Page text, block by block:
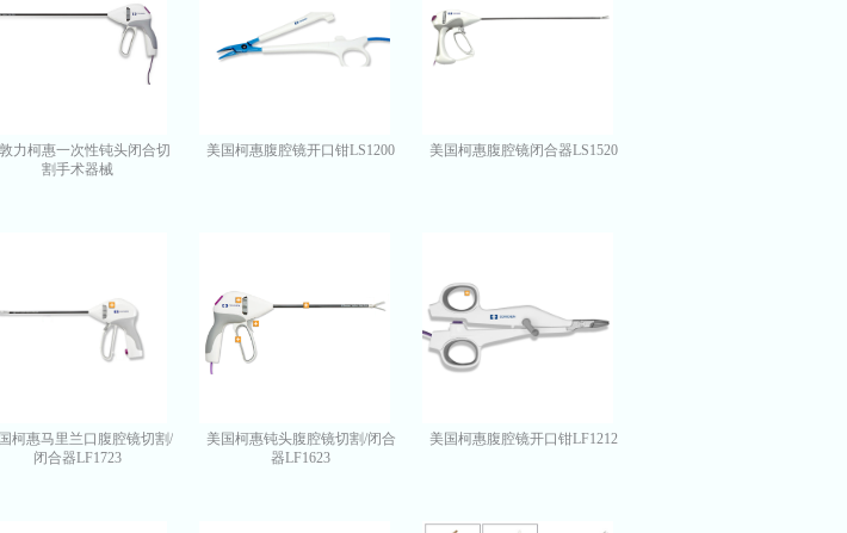
力柯惠一次性钝头闭合切
割手术器械
美国柯惠腹腔镜开口钳LS1200 美国柯惠腹腔镜闭合器LS1520
柯惠马里兰口腹腔镜切割/
闭合器LF1723
美国柯惠钝头腹腔镜切割/闭合
器LF1623
美国柯惠腹腔镜开口钳LF1212